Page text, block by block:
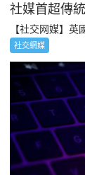
社媒首超傳
【社交网媒】英
社交網媒